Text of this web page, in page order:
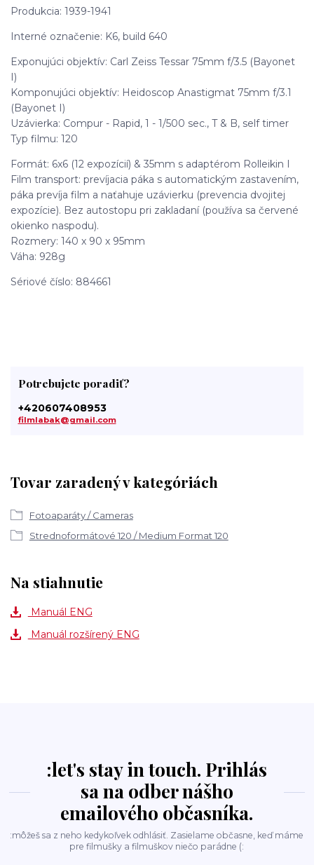
Produkcia: 1939-1941
Interné označenie: K6, build 640
Exponujúci objektív: Carl Zeiss Tessar 75mm f/3.5 (Bayonet
I)
Komponujúci objektív: Heidoscop Anastigmat 75mm f/3.1
(Bayonet I)
Uzávierka: Compur - Rapid, 1 - 1/500 sec., T & B, self timer
Typ filmu: 120
Formát: 6x6 (12 expozícií) & 35mm s adaptérom Rolleikin I
Film transport: prevíjacia páka s automatickým zastavením,
páka prevíja film a naťahuje uzávierku (prevencia dvojitej
expozície). Bez autostopu pri zakladaní (používa sa červené
okienko naspodu).
Rozmery: 140 x 90 x 95mm
Váha: 928g
Sériové číslo: 884661
Tovar zaradený v kategóriách
Fotoaparáty / Cameras
Strednoformátové 120 / Medium Format 120
Potrebujete poradiť?
+420607408953
filmlabak@gmail.com
Na stiahnutie
Manuál ENG
Manuál rozšírený ENG
:let's stay in touch. Prihlás
sa na odber nášho
emailového občasníka.
:môžeš sa z neho kedykoľvek odhlásiť. Zasielame občasne, keď máme
pre filmušky a filmuškov niečo parádne (: